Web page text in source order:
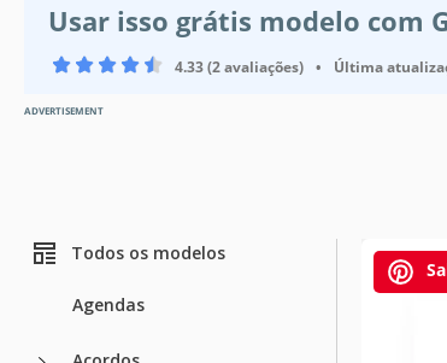
Usar isso grátis modelo com
4.33 (2 avaliações) • Última
ADVERTISEMENT
Todos os modelos
Agendas